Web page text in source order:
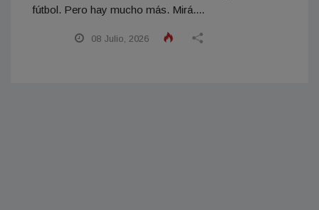
fútbol. Pero hay mucho más. Mirá....
08 Julio, 2026